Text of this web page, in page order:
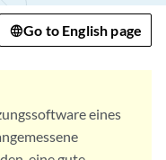
Go to English page
eines